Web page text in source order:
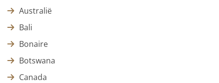
Australië
Bali
Bonaire
Botswana
Canada